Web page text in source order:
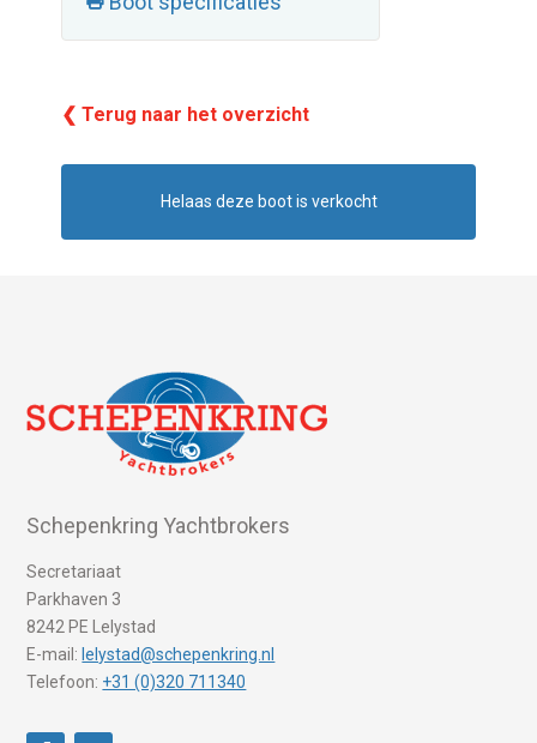
❮ Terug naar het overzicht
Helaas deze boot is verkocht
Schepenkring Yachtbrokers
Secretariaat
Parkhaven 3
8242 PE Lelystad
E-mail: lelystad@schepenkring.nl
Telefoon: +31 (0)320 711340